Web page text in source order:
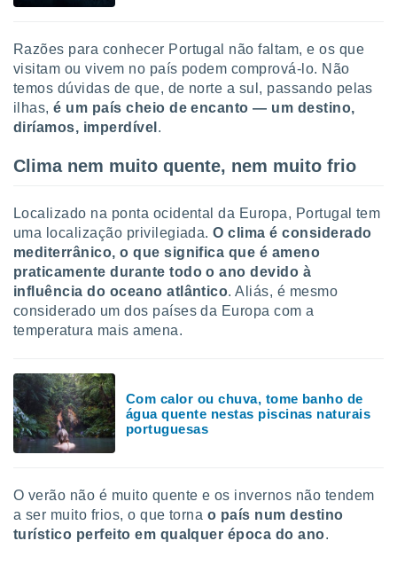
ou
de
nós e
únicos
para
e
como a
este sitio
possam
seus
Razões para conhecer Portugal não faltam, e os que
visitam ou vivem no país podem comprová-lo. Não
temos dúvidas de que, de norte a sul, passando pelas
ilhas,é um país cheio de encanto — um destino,
diríamos, imperdível .
Clima nem muito quente, nem muito frio
Localizado na ponta ocidental da Europa, Portugal tem
uma localização privilegiada.O clima é considerado
mediterrânico, o que significa que é ameno
praticamente durante todo o ano devido à
influência do oceano atlântico. Aliás, é mesmo
considerado um dos países da Europa com a
temperatura mais amena.
Com calor ou chuva, tome banho de
água quente nestas piscinas naturais
portuguesas
O verão não é muito quente e os invernos não tendem
a ser muito frios, o que torna o país num destino
turístico perfeito em qualquer época do ano.